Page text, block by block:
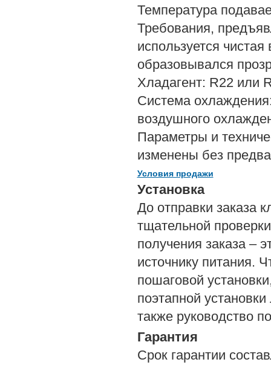
Температура
Требования,
используется
образовывался
Хладагент: R22 или
Система
воздушного
Параметры и
изменены без
Условия продажи
Установка
До отправки заказа
тщательной
получения заказа –
источнику питания.
пошаговой
поэтапной
также руководство
Гарантия
Срок гарантии